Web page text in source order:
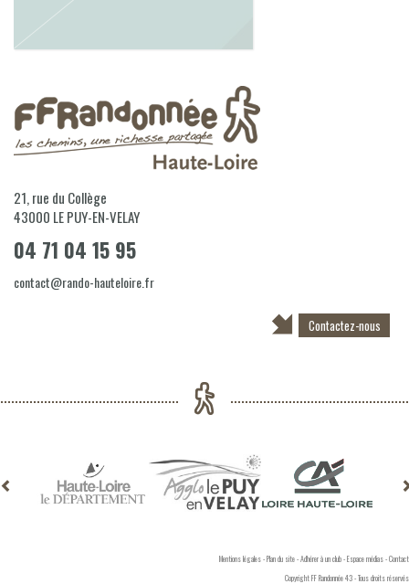
21, rue du Collège
43000 LE PUY-EN-VELAY
04 71 04 15 95
contact@rando-hauteloire.fr
Contactez-nous
Mentions légales-Plan du site-Adhérer à un club-Espace médias-Contact
Copyright FF Randonnée 43 - Tous droits réservés